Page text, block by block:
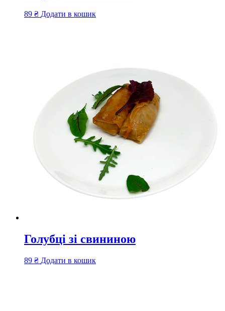
89 ₴ Додати в кошик
Голубці зі свининою
89 ₴ Додати в кошик